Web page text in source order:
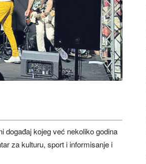
događaj kojeg već nekoliko godina
za kulturu, sport i informisanje i